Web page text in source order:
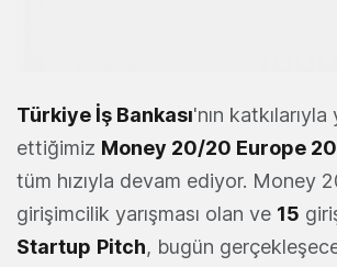
Türkiye İş Bankası'nın
ettiğimiz Money 20/20 Europe
tüm hızıyla devam ediyor. Money
girişimcilik yarışması olan ve 15
Startup Pitch, bugün